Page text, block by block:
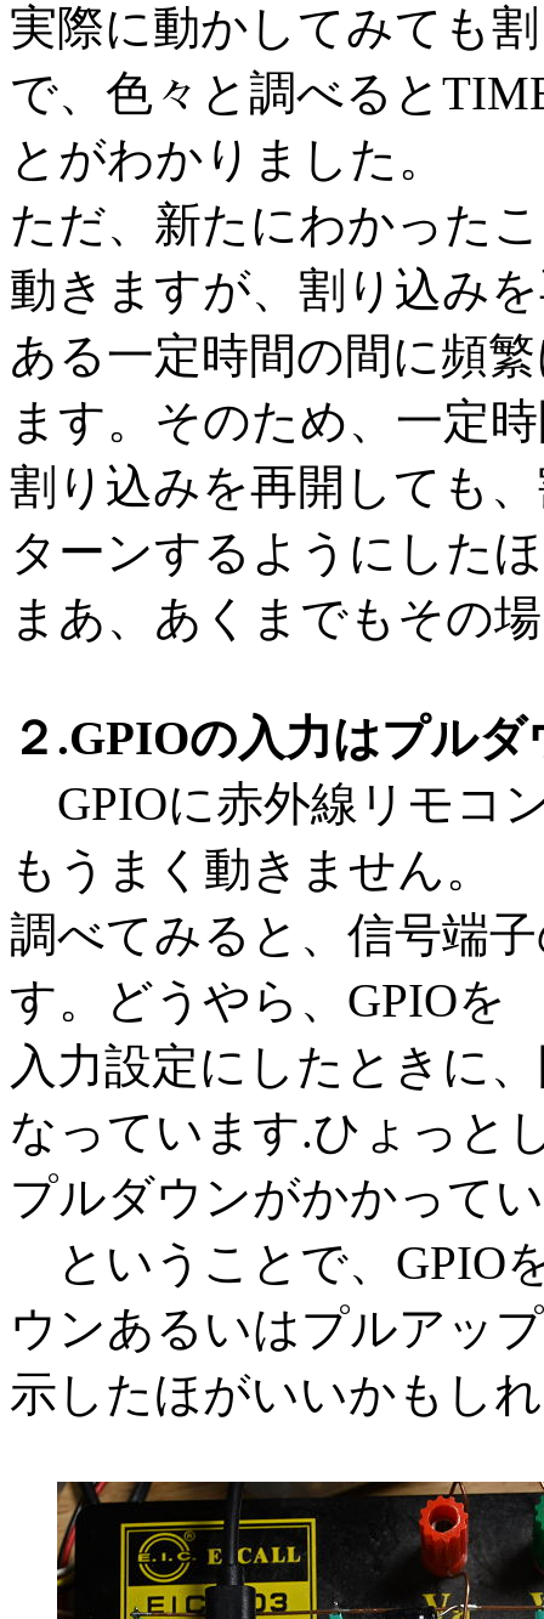
実際に動かしてみても
で、色々と調べると
とがわかりました。
ただ、新たにわかった
動きますが、割り込み
ある一定時間の間に頻
ます。そのため、一定
割り込みを再開しても
ターンするようにした
まあ、あくまでもその
２.GPIOの入力はプル
GPIOに赤外線リモコ
もうまく動きません。
調べてみると、信号端
す。どうやら、GPIOを
入力設定にしたときに
なっています.ひょっと
プルダウンがかかって
ということで、GPIO
ウンあるいはプルアッ
示したほがいいかもし